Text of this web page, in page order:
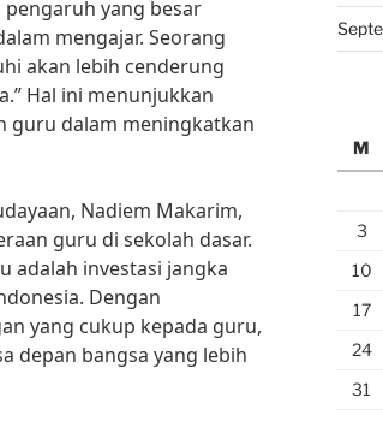
yang besar
mengajar. Seorang
akan lebih cenderung
Hal ini menunjukkan
guru dalam meningkatkan
Nadiem Makarim,
guru di sekolah dasar.
adalah investasi jangka
Dengan
yang cukup kepada guru,
depan bangsa yang lebih
M
3
10
17
24
31